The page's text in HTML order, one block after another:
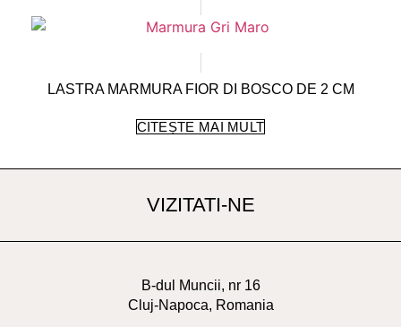
LASTRA MARMURA FIOR DI BOSCO DE 2 CM
CITEȘTE MAI MULT
VIZITATI-NE
B-dul Muncii, nr 16
Cluj-Napoca, Romania